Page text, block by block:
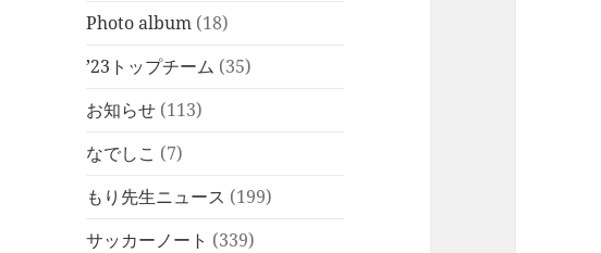
Photo album (18)
’23トップチーム (35)
お知らせ (113)
なでしこ (7)
もり先生ニュース (199)
サッカーノート (339)